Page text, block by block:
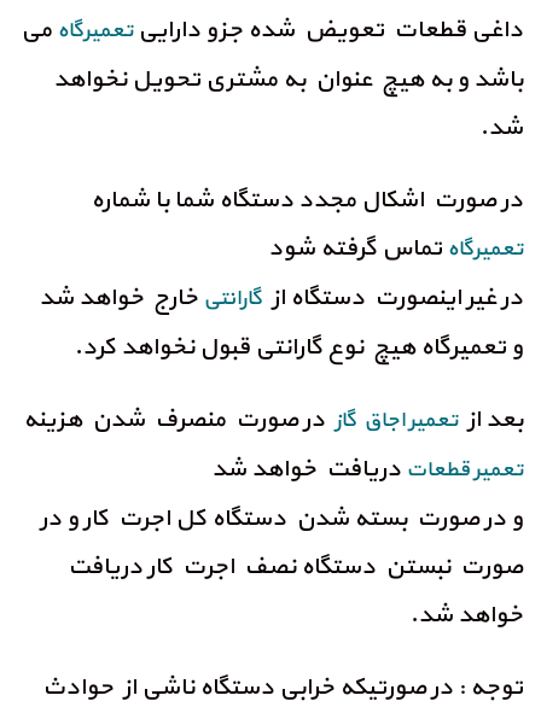
داغی قطعات تعویض شده جزو داراییتعمیرگاه می
باشد و به هیچ عنوان به مشتری تحویل نخواهد
شد.
در صورت اشکال مجدد دستگاه شما با شماره
تعمیرگاه تماس گرفته شود
در غیر اینصورت دستگاه از گارانتی خارج خواهد شد
و تعمیرگاه هیچ نوع گارانتی قبول نخواهد کرد.
بعد ازتعمیر اجاق گازدر صورت منصرف شدن هزینه
تعمیر قطعات دریافت خواهد شد
و در صورت بسته شدن دستگاه کل اجرت کار و در
صورت نبستن دستگاه نصف اجرت کار دریافت
خواهد شد.
توجه : در صورتیکه خرابی دستگاه ناشی از حوادث